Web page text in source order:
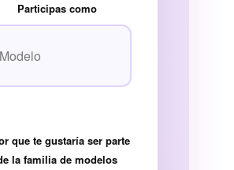
Participas como
que te gustaría ser parte
la familia de modelos